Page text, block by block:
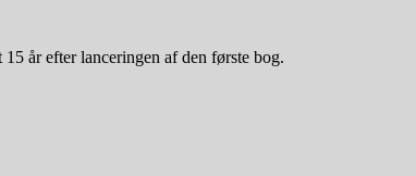
år efter lanceringen af den første bog.